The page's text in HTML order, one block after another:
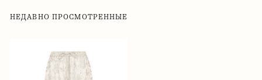
НЕДАВНО ПРОСМОТРЕННЫЕ